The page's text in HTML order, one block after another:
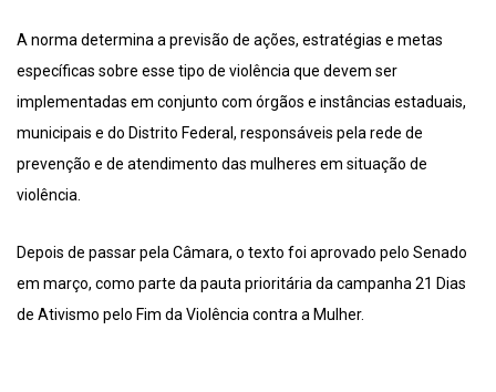
A norma determina a previsão de ações, estratégias e metas
específicas sobre esse tipo de violência que devem ser
implementadas em conjunto com órgãos e instâncias estaduais,
municipais e do Distrito Federal, responsáveis pela rede de
prevenção e de atendimento das mulheres em situação de
violência.
Depois de passar pela Câmara, o texto foi aprovado pelo Senado
em março, como parte da pauta prioritária da campanha 21 Dias
de Ativismo pelo Fim da Violência contra a Mulher.